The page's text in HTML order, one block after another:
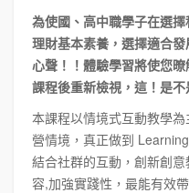
為使國、高中職學子在選
理財基本素養，選擇適合
心聲！！體驗學習將使您
課程後重新檢視，這！是不
本課程以情境式互動教學
營情境，真正做到
結合社群的互動，創新創
容,加強實踐性，最能有效